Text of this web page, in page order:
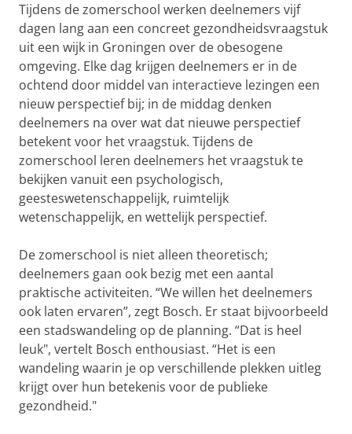
Tijdens de zomerschool werken deelnemers vijf
dagen lang aan een concreet gezondheidsvraagstuk
uit een wijk in Groningen over de obesogene
omgeving. Elke dag krijgen deelnemers er in de
ochtend door middel van interactieve lezingen een
nieuw perspectief bij; in de middag denken
deelnemers na over wat dat nieuwe perspectief
betekent voor het vraagstuk. Tijdens de
zomerschool leren deelnemers het vraagstuk te
bekijken vanuit een psychologisch,
geesteswetenschappelijk, ruimtelijk
wetenschappelijk, en wettelijk perspectief.
De zomerschool is niet alleen theoretisch;
deelnemers gaan ook bezig met een aantal
praktische activiteiten. “We willen het deelnemers
ook laten ervaren”, zegt Bosch. Er staat bijvoorbeeld
een stadswandeling op de planning. “Dat is heel
leuk", vertelt Bosch enthousiast. “Het is een
wandeling waarin je op verschillende plekken uitleg
krijgt over hun betekenis voor de publieke
gezondheid."